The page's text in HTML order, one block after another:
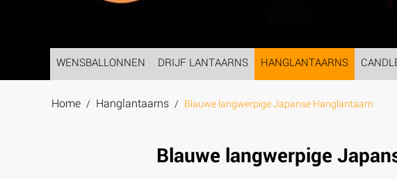
WENSBALLONNEN DRIJF LANTAARNS HANGLANTAARNS
Home / Hanglantaarns / Blauwe langwerpige Japanse Hanglantaarn
Blauwe langwerpige